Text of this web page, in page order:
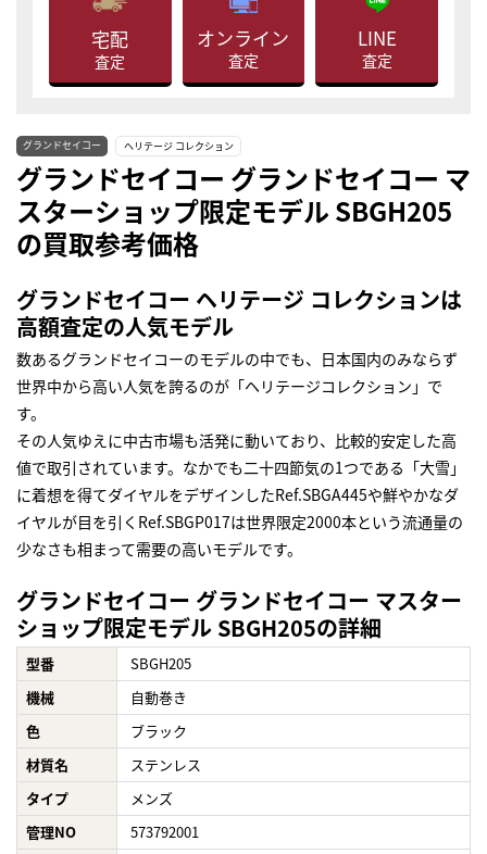
宅配
査定
オンライン
査定
LINE
査定
グランドセイコー ヘリテージ コレクション
グランドセイコー グランドセイコー マ
スターショップ限定モデル SBGH205
の買取参考価格
グランドセイコー ヘリテージ コレクションは
高額査定の人気モデル
数あるグランドセイコーのモデルの中でも、日本国内のみならず
世界中から高い人気を誇るのが「ヘリテージコレクション」で
す。
その人気ゆえに中古市場も活発に動いており、比較的安定した高
値で取引されています。なかでも二十四節気の1つである「大雪」
に着想を得てダイヤルをデザインしたRef.SBGA445や鮮やかなダ
イヤルが目を引くRef.SBGP017は世界限定2000本という流通量の
少なさも相まって需要の高いモデルです。
グランドセイコー グランドセイコー マスター
ショップ限定モデル SBGH205の詳細
型番
SBGH205
機械
自動巻き
色
ブラック
材質名
ステンレス
タイプ
メンズ
管理NO
573792001